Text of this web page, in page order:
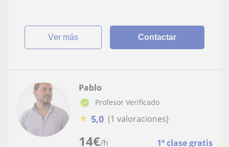
ver más Contactar
14€/h 1ª clase gratis
Pablo
Profesor Verificado
★ 5,0 (1 valoraciones)